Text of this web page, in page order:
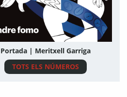
Portada | Meritxell Garriga
TOTS ELS NÚMEROS